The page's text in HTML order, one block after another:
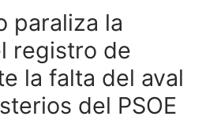
paraliza la
registro de
la falta del aval
del PSOE